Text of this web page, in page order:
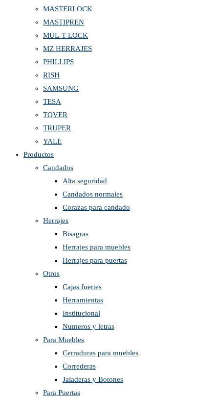
MASTERLOCK
MASTIPREN
MUL-T-LOCK
MZ HERRAJES
PHILLIPS
RISH
SAMSUNG
TESA
TOVER
TRUPER
YALE
Productos
Candados
Alta seguridad
Candados normales
Corazas para candado
Herrajes
Bisagras
Herrajes para muebles
Herrajes para puertas
Otros
Cajas fuertes
Herramientas
Institucional
Numeros y letras
Para Muebles
Cerraduras para muebles
Correderas
Jaladeras y Botones
Para Puertas